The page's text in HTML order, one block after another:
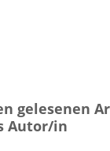
gelesenen
Autor/in